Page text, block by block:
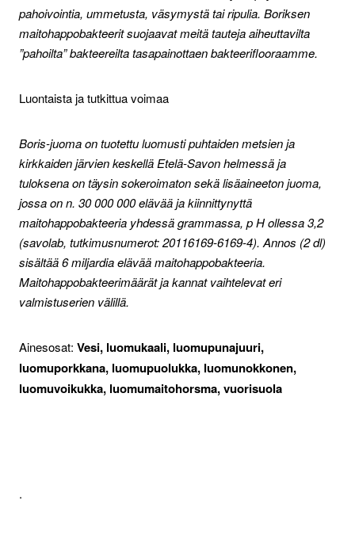
pahoivointia, ummetusta, väsymystä tai ripulia. Boriksen
maitohappobakteerit suojaavat meitä tauteja aiheuttavilta
”pahoilta” bakteereilta tasapainottaen bakteeriflooraamme.
Luontaista ja tutkittua voimaa
Boris-juoma on tuotettu luomusti puhtaiden metsien ja
kirkkaiden järvien keskellä Etelä-Savon helmessä ja
tuloksena on täysin sokeroimaton sekä lisäaineeton juoma,
jossa on n. 30 000 000 elävää ja kiinnittynyttä
maitohappobakteeria yhdessä grammassa, p H ollessa 3,2
(savolab, tutkimusnumerot: 20116169-6169-4). Annos (2 dl)
sisältää 6 miljardia elävää maitohappobakteeria.
Maitohappobakteerimäärät ja kannat vaihtelevat eri
valmistuserien välillä.
Ainesosat: Vesi, luomukaali, luomupunajuuri,
luomuporkkana, luomupuolukka, luomunokkonen,
luomuvoikukka, luomumaitohorsma, vuorisuola
.